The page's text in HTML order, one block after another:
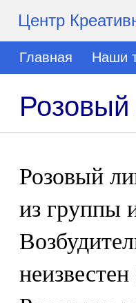
Центр
Главная Наши
Розовый
из группы